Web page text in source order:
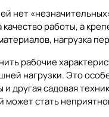
нет
работы, а
нагрузка
рабочие
нагрузки. Это
другая садовая
может стать